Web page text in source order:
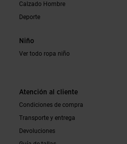
Calzado Hombre
Deporte
Niño
Ver todo ropa niño
Atención al cliente
Condiciones de compra
Transporte y entrega
Devoluciones